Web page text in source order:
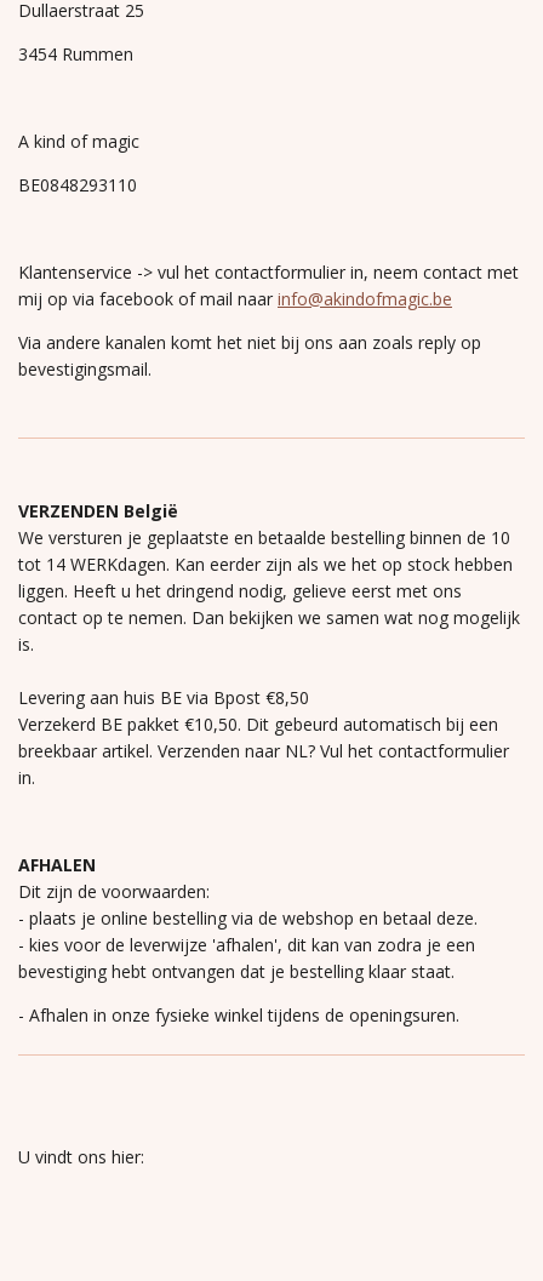
Dullaerstraat 25
3454 Rummen
A kind of magic
BE0848293110
Klantenservice -> vul het contactformulier in, neem contact met
mij op via facebook of mail naar info@akindofmagic.be
Via andere kanalen komt het niet bij ons aan zoals reply op
bevestigingsmail.
VERZENDEN België
We versturen je geplaatste en betaalde bestelling binnen de 10
tot 14 WERKdagen. Kan eerder zijn als we het op stock hebben
liggen. Heeft u het dringend nodig, gelieve eerst met ons
contact op te nemen. Dan bekijken we samen wat nog mogelijk
is.
Levering aan huis BE via Bpost €8,50
Verzekerd BE pakket €10,50. Dit gebeurd automatisch bij een
breekbaar artikel. Verzenden naar NL? Vul het contactformulier
in.
AFHALEN
Dit zijn de voorwaarden:
- plaats je online bestelling via de webshop en betaal deze.
- kies voor de leverwijze 'afhalen', dit kan van zodra je een
bevestiging hebt ontvangen dat je bestelling klaar staat.
- Afhalen in onze fysieke winkel tijdens de openingsuren.
U vindt ons hier: